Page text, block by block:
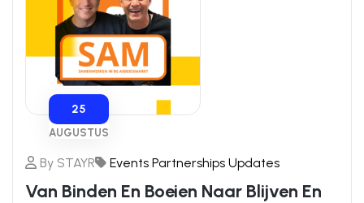
By STAYR Events Partnerships Updates
Van Binden En Boeien Naar Blijven En
25
AUGUSTUS